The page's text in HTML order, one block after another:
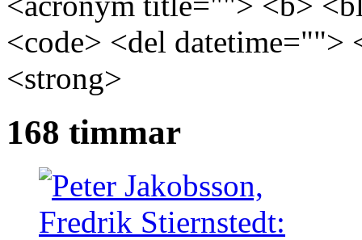
<code> <del
<strong>
168 timmar